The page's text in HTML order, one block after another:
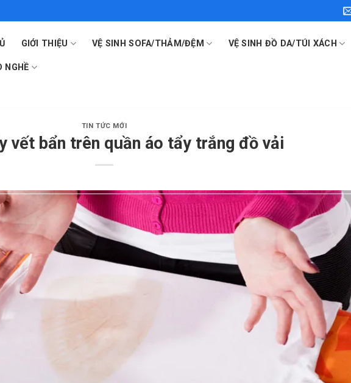
GIỚI THIỆU VỆ SINH SOFA/THẢM/ĐỆM VỆ SINH ĐỒ DA/TÚI XÁCH
NGHỀ
TIN TỨC MỚI
vết bẩn trên quần áo tẩy trắng đồ vải